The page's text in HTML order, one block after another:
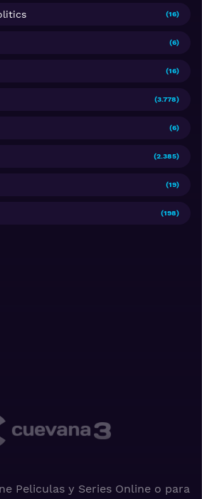
(16)
(6)
(16)
(3.778)
(6)
(2.385)
(19)
(198)
Peliculas y Series Online o para